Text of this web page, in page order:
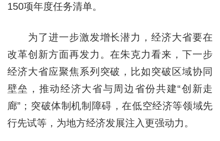
150项年度任务清单。
为了进一步激发增长潜力，经济大省要在
改革创新方面再发力。在朱克力看来，下一步
经济大省应聚焦系列突破，比如突破区域协同
壁垒，推动经济大省与周边省份共建“创新走
廊”；突破体制机制障碍，在低空经济等领域先
行先试等，为地方经济发展注入更强动力。